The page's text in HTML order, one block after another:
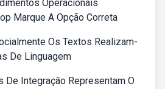
Operacionais
Marque A Opção Correta
Os Textos Realizam-
De Linguagem
De Integração Representam O